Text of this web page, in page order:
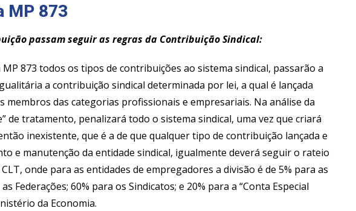
MP 873
passam seguir as regras da Contribuição Sindical:
873 todos os tipos de contribuições ao sistema sindical, passarão a
a contribuição sindical determinada por lei, a qual é lançada
membros das categorias profissionais e empresariais. Na análise da
de tratamento, penalizará todo o sistema sindical, uma vez que criará
inexistente, que é a de que qualquer tipo de contribuição lançada e
e manutenção da entidade sindical, igualmente deverá seguir o rateio
onde para as entidades de empregadores a divisão é de 5% para as
Federações; 60% para os Sindicatos; e 20% para a “Conta Especial
da Economia.